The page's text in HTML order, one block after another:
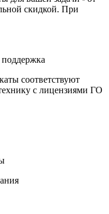
скидкой. При
соответствуют
с лицензиями ГО